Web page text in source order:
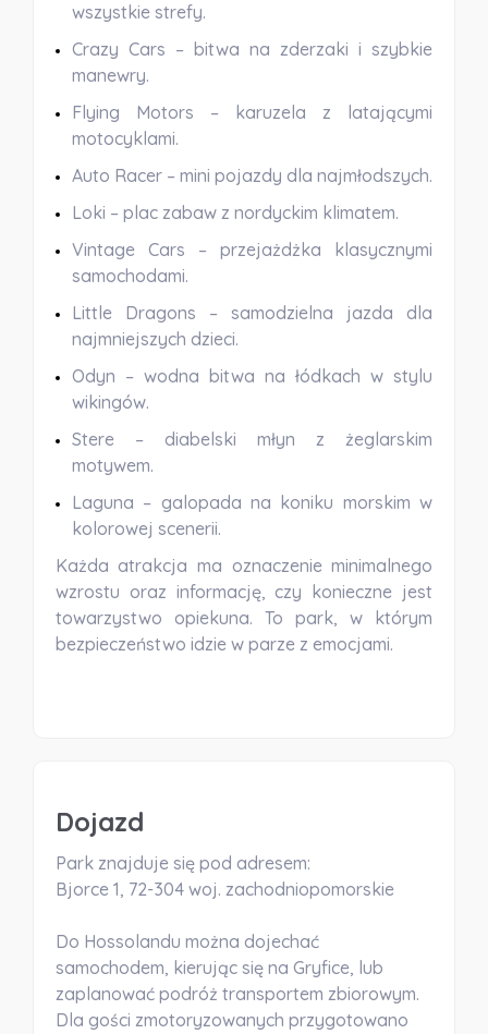
wszystkie strefy.
Crazy Cars – bitwa na zderzaki i szybkie
manewry.
Flying Motors – karuzela z latającymi
motocyklami.
Auto Racer– mini pojazdy dla najmłodszych.
Loki – plac zabaw z nordyckim klimatem.
Vintage Cars – przejażdżka klasycznymi
samochodami.
Little Dragons – samodzielna jazda dla
najmniejszych dzieci.
Odyn – wodna bitwa na łódkach w stylu
wikingów.
Stere– diabelski młyn z żeglarskim
motywem.
Laguna – galopada na koniku morskim w
kolorowej scenerii.
Każda atrakcja ma oznaczenie minimalnego
wzrostu oraz informację, czy
konieczne jest
towarzystwo opiekuna. To park, w którym
bezpieczeństwo idzie w parze z emocjami.
Dojazd
Park znajduje się pod adresem:
Bjorce 1, 72-304 woj. zachodniopomorskie
Do Hossolandu można dojechać
samochodem, kierując się na Gryfice, lub
zaplanować podróż transportem zbiorowym.
Dla gości zmotoryzowanych przygotowano